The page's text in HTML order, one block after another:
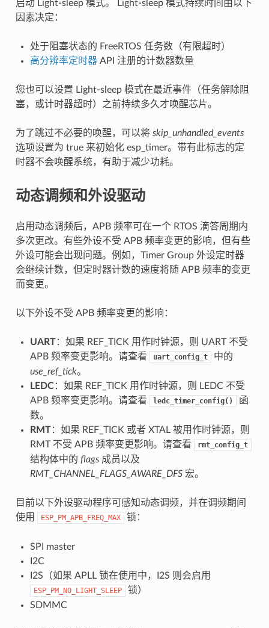
启动 Light-sleep 模式。 Light-sleep 模式持续时间由以下
因素决定：
处于阻塞状态的 FreeRTOS 任务数（有限超时）
高分辨率定时器API 注册的计数器数量
您也可以设置 Light-sleep 模式在最近事件（任务解除阻
塞，或计时器超时）之前持续多久才唤醒芯片。
为了跳过不必要的唤醒，可以将 skip_unhandled_events
选项设置为 true 来初始化 esp_timer。带有此标志的定
时器不会唤醒系统，有助于减少功耗。
动态调频和外设驱动
启用动态调频后，APB 频率可在一个 RTOS 滴答周期内
多次更改。有些外设不受 APB 频率变更的影响，但有些
外设可能会出现问题。例如，Timer Group 外设定时器
会继续计数，但定时器计数的速度将随 APB 频率的变更
而变更。
以下外设不受 APB 频率变更的影响：
UART：如果 REF_TICK 用作时钟源，则 UART 不受
APB 频率变更影响。请查看
uart_config_t
中的
use_ref_tick。
LEDC：如果 REF_TICK 用作时钟源，则 LEDC 不受
APB 频率变更影响。请查看
ledc_timer_config()
函
数。
RMT：如果 REF_TICK 或者 XTAL 被用作时钟源，则
RMT 不受 APB 频率变更影响。请查看
rmt_config_t
结构体中的 flags成员以及
RMT_CHANNEL_FLAGS_AWARE_DFS宏。
目前以下外设驱动程序可感知动态调频，并在调频期间
使用
ESP_PM_APB_FREQ_MAX 锁：
SPI master
I2C
I2S（如果 APLL 锁在使用中，I2S 则会启用
ESP_PM_NO_LIGHT_SLEEP
锁）
SDMMC